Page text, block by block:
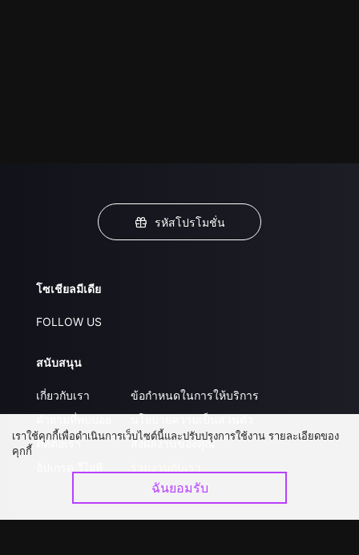
รหัสโปรโมชั่น
โซเชียลมีเดีย
FOLLOW US
สนับสนุน
เกี่ยวกับเรา
ติดต่อเรา
ข้อกำหนดในการให้บริการ
ส่งผลงานของคุณ
เราใช้คุกกี้เพื่อดำเนินการเว็บไซต์นี้และปรับปรุงการใช้งาน รายละเอียดของ
คุกกี้
ฉันยอมรับ